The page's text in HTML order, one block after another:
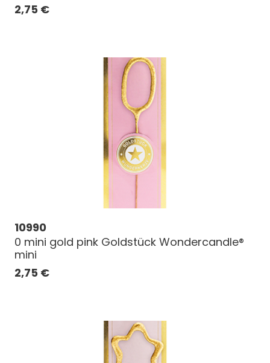
2,75 €
10990
0 mini gold pink Goldstück Wondercandle®
mini
2,75 €